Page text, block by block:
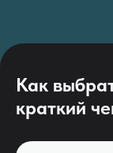
Как
краткий